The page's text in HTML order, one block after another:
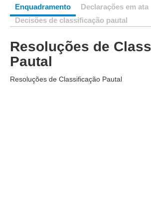
Enquadramento
Declarações em ata
Decisões de classificação pautal
Resoluções de
Pautal
Resoluções de Classificação Pautal